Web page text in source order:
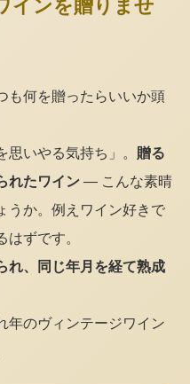
インを贈りませ
も何を贈ったらいいか頭
いやる気持ち」。 贈る
れたワイン — こんな素晴
うか。例えワイン好きで
ずです。
れ、同じ年月を経て熟成
年のヴィンテージワイン